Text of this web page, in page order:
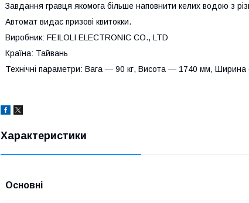
Завдання гравця якомога більше наповнити келих водою з
Автомат видає призові квитокки.
Виробник: FEILOLI ELECTRONIC CO., LTD
Країна: Тайвань
Технічні параметри: Вага — 90 кг, Висота — 1740 мм,
Характеристики
Основні